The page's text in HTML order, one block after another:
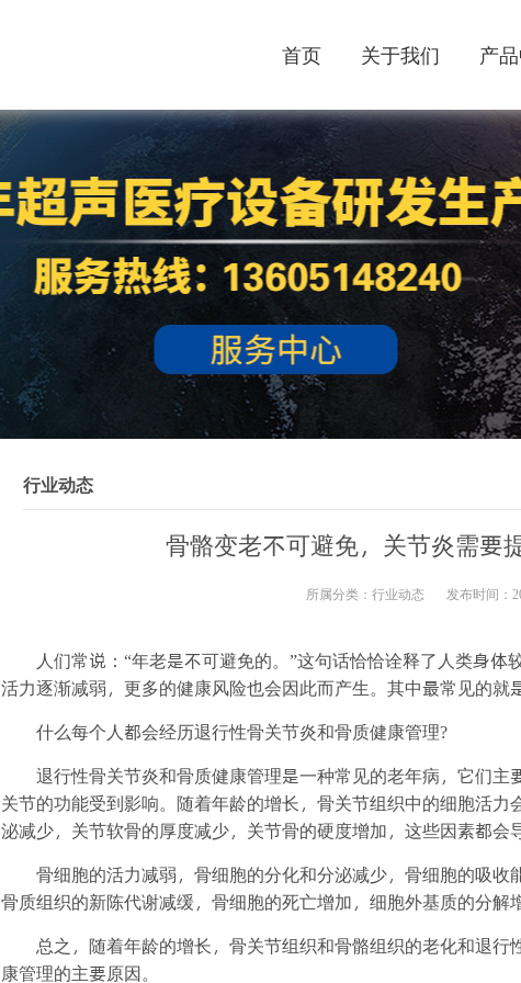
首页 关于我们 产
行业动态
骨骼变老不可避免，关节炎需要
所属分类： 行业动态 发布时间：
人们常说：“年老是不可避免的。”这句话恰恰诠释了人类身
活力逐渐减弱，更多的健康风险也会因此而产生。其中最常见的就
什么每个人都会经历退行性骨关节炎和骨质健康管理?
退行性骨关节炎和骨质健康管理是一种常见的老年病，它们主
关节的功能受到影响。随着年龄的增长，骨关节组织中的细胞活
泌减少，关节软骨的厚度减少，关节骨的硬度增加，这些因素都
骨细胞的活力减弱，骨细胞的分化和分泌减少，骨细胞的吸收
骨质组织的新陈代谢减缓，骨细胞的死亡增加，细胞外基质的分
总之，随着年龄的增长，骨关节组织和骨骼组织的老化和退行
康管理的主要原因。